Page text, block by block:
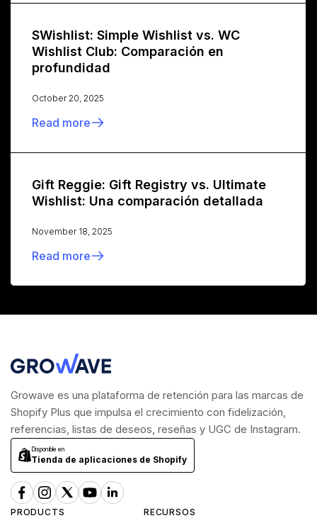
SWishlist: Simple Wishlist vs. WC
Wishlist Club: Comparación en
profundidad
October 20, 2025
Read more
Gift Reggie: Gift Registry vs. Ultimate
Wishlist: Una comparación detallada
November 18, 2025
Read more
Growave es una plataforma de retención para las marcas de
Shopify Plus que impulsa el crecimiento con fidelización,
referencias, listas de deseos, reseñas y UGC de Instagram.
Disponible en
Tienda de aplicaciones de Shopify
PRODUCTS
RECURSOS